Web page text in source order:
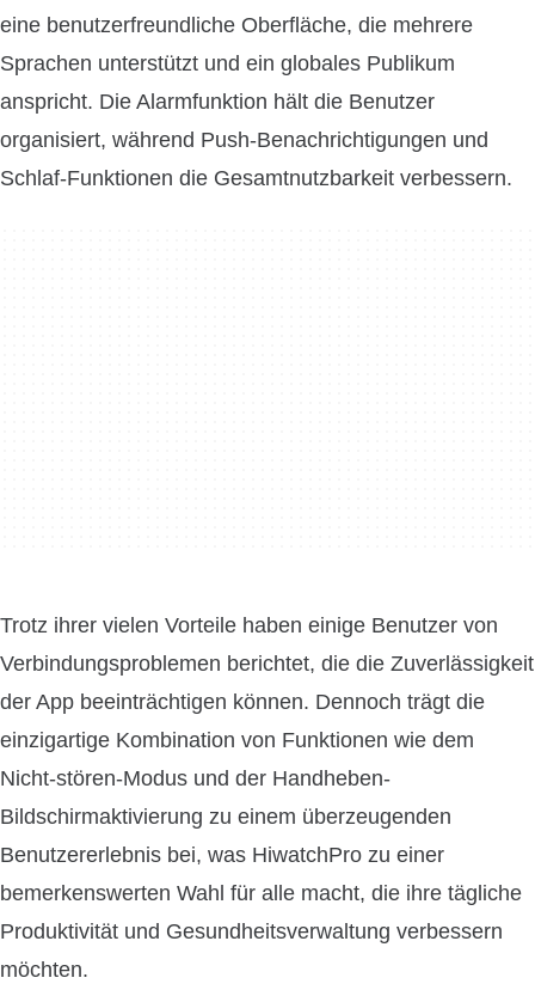
eine benutzerfreundliche Oberfläche, die mehrere
Sprachen unterstützt und ein globales Publikum
anspricht. Die Alarmfunktion hält die Benutzer
organisiert, während Push-Benachrichtigungen und
Schlaf-Funktionen die Gesamtnutzbarkeit verbessern.
Trotz ihrer vielen Vorteile haben einige Benutzer von
Verbindungsproblemen berichtet, die die Zuverlässigkeit
der App beeinträchtigen können. Dennoch trägt die
einzigartige Kombination von Funktionen wie dem
Nicht-stören-Modus und der Handheben-
Bildschirmaktivierung zu einem überzeugenden
Benutzererlebnis bei, was HiwatchPro zu einer
bemerkenswerten Wahl für alle macht, die ihre tägliche
Produktivität und Gesundheitsverwaltung verbessern
möchten.